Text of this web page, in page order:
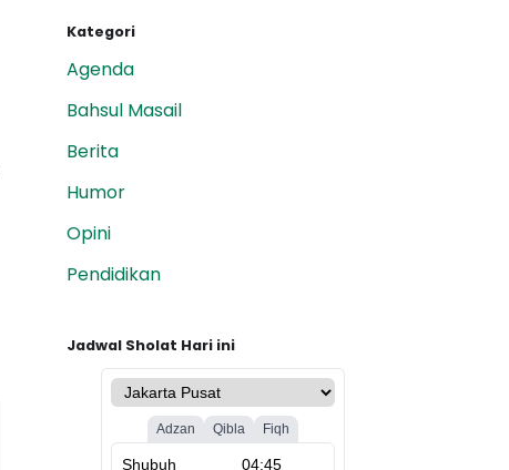
Kategori
Agenda
Bahsul Masail
Berita
Humor
Opini
Pendidikan
Jadwal Sholat Hari ini